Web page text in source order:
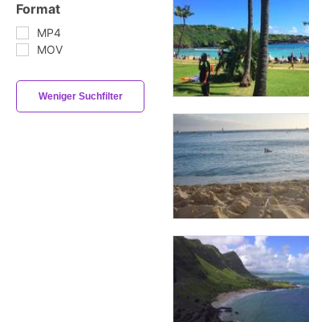
Format
MP4
MOV
Weniger Suchfilter